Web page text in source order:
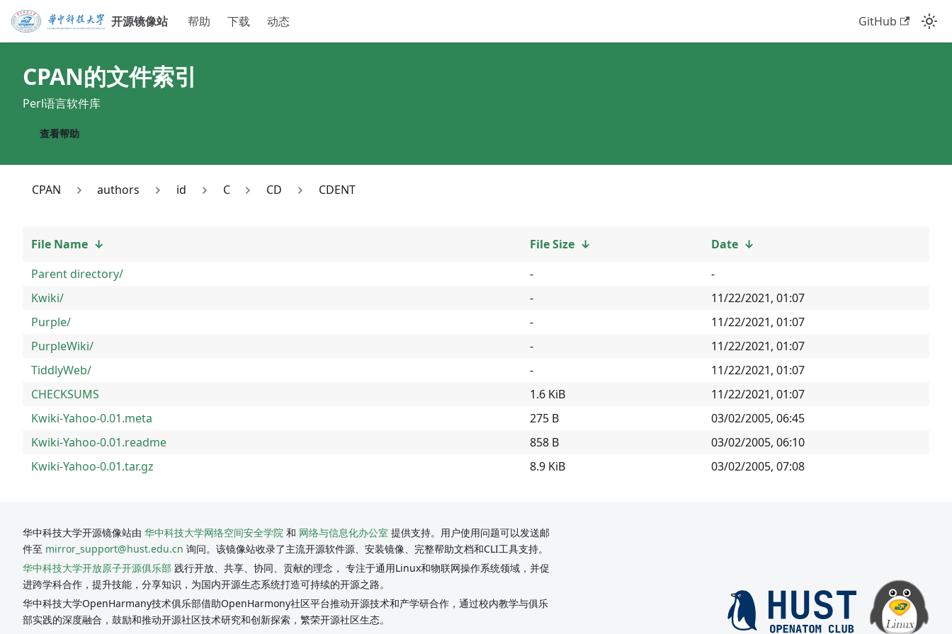
开源镜像站 帮助 下载 动态 GitHub
CPAN的文件索引
Perl语言软件库
查看帮助
CPAN authors id C CD CDENT
File Name ↓ File Size ↓ Date ↓
Parent directory/
-
-
Kwiki/
-
11/22/2021, 01:07
Purple/
-
11/22/2021, 01:07
PurpleWiki/
-
11/22/2021, 01:07
TiddlyWeb/
-
11/22/2021, 01:07
CHECKSUMS
1.6 KiB
11/22/2021, 01:07
Kwiki-Yahoo-0.01.meta
275 B
03/02/2005, 06:45
Kwiki-Yahoo-0.01.readme
858 B
03/02/2005, 06:10
Kwiki-Yahoo-0.01.tar.gz
8.9 KiB 03/02/2005, 07:08
华中科技大学开源镜像站由 华中科技大学网络空间安全学院 和 网络与信息化办公室 提供支持。用户使用问题可以发送邮
件至 mirror_support@hust.edu.cn 询问。该镜像站收录了主流开源软件源、安装镜像、完整帮助文档和CLI工具支持。
华中科技大学开放原子开源俱乐部 践行开放、共享、协同、贡献的理念， 专注于通用Linux和物联网操作系统领域，并促
进跨学科合作，提升技能，分享知识，为国内开源生态系统打造可持续的开源之路。
华中科技大学OpenHarmany技术俱乐部借助OpenHarmony社区平台推动开源技术和产学研合作，通过校内教学与俱乐
部实践的深度融合，鼓励和推动开源社区技术研究和创新探索，繁荣开源社区生态。